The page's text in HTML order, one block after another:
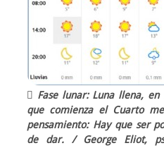
 Fase lunar: Luna llena,
que comienza el Cuarto
pensamiento: Hay que ser
de dar. / George Eliot,